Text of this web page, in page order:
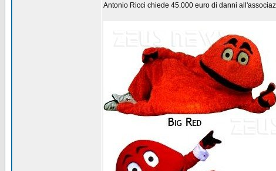
Antonio Ricci chiede 45.000 euro di danni